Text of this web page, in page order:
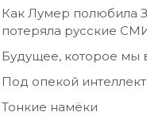
Как Лумер полюбила
потеряла русские
Будущее, которое мы
Под опекой
Тонкие намёки